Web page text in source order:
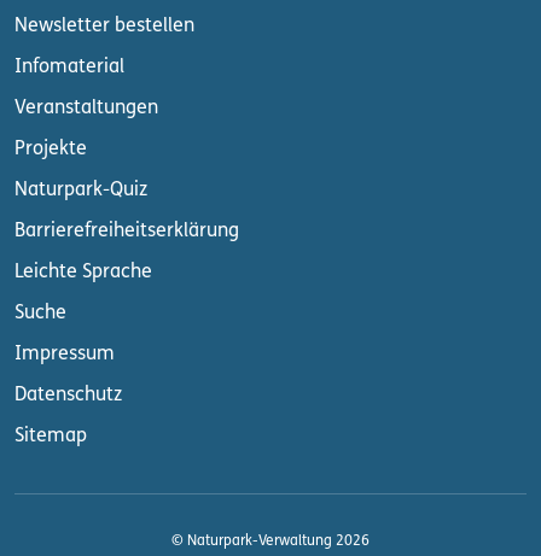
Newsletter bestellen
Infomaterial
Veranstaltungen
Projekte
Naturpark-Quiz
Barrierefreiheitserklärung
Leichte Sprache
Suche
Impressum
Datenschutz
Sitemap
© Naturpark-Verwaltung 2026